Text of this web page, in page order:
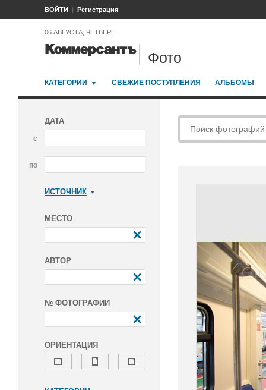
ВОЙТИ Регистрация
06 АВГУСТА, ЧЕТВЕРГ
Фото
КАТЕГОРИИ СВЕЖИЕ ПОСТУПЛЕНИЯ АЛЬБОМЫ
ДАТА
с
по
ИСТОЧНИК
МЕСТО
АВТОР
№ ФОТОГРАФИИ
ОРИЕНТАЦИЯ